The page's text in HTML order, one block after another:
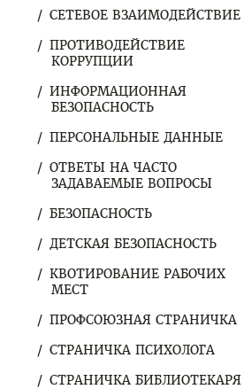
СЕТЕВОЕ ВЗАИМОДЕЙСТВИЕ
ПРОТИВОДЕЙСТВИЕ
КОРРУПЦИИ
ИНФОРМАЦИОННАЯ
БЕЗОПАСНОСТЬ
ПЕРСОНАЛЬНЫЕ ДАННЫЕ
ОТВЕТЫ НА ЧАСТО
ЗАДАВАЕМЫЕ ВОПРОСЫ
БЕЗОПАСНОСТЬ
ДЕТСКАЯ БЕЗОПАСНОСТЬ
КВОТИРОВАНИЕ РАБОЧИХ
МЕСТ
ПРОФСОЮЗНАЯ СТРАНИЧКА
СТРАНИЧКА ПСИХОЛОГА
СТРАНИЧКА БИБЛИОТЕКАРЯ